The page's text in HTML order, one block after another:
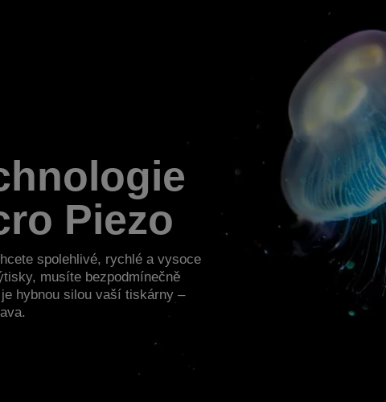
Piezo
spolehlivé, rychlé a vysoce
musíte bezpodmínečně
hybnou silou vaší tiskárny –